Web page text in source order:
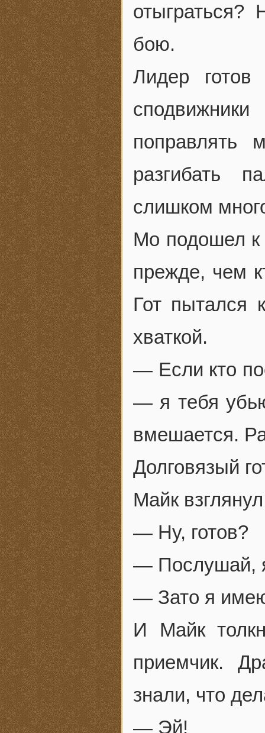
бою.
Лидер готов
поправлять
разгибать
слишком
Мо подошел к
прежде, чем
Гот пытался
хваткой.
— Если кто
— я тебя
вмешается.
Долговязый
Майк
— Ну, готов?
— Послушай,
— Зато я
И Майк
приемчик.
знали, что
— Эй!